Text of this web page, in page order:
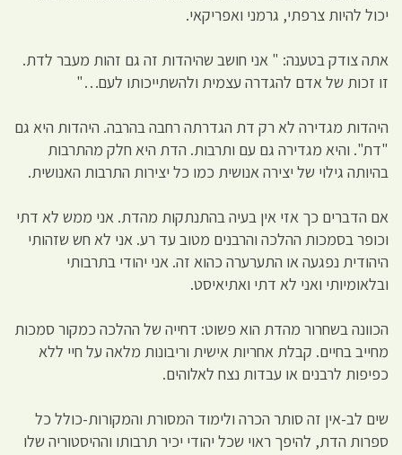
יכול להיות צרפתי, גרמני ואפריקאי.
אתה צודק בטענה: " אני חושב שהיהדות זה גם זהות מעבר לדת.
זו זכות של אדם להגדרה עצמית ולהשתייכותו לעם…"
היהדות מגדירה לא רק דת הגדרתה רחבה בהרבה. היהדות היא גם
"דת". והיא מגדירה גם עם ותרבות. הדת היא חלק מהתרבות
בהיותה גילוי של יצירה אנושית כמו כל יצירות התרבות האנושית.
אם הדברים כך אזי אין בעיה בהתנתקות מהדת. אני ממש לא דתי
וכופר בסמכות ההלכה והרבנים מטוב עד רע. אני לא חש שזהותי
היהודית נפגעה או התערערה כהוא זה. אני יהודי בתרבותי
ובלאומיותי ואני לא דתי ואתיאיסט.
הכוונה בשחרור מהדת הוא פשוט: דחייה של ההלכה כמקור סמכות
מחייב בחיים. קבלת אחריות אישית וריבונות מלאה על חיי ללא
כפיפות לרבנים או עבדות נצח לאלוהים.
שים לב-אין זה סותר הכרה ולימוד המסורת והמקורות-כולל כל
ספרות הדת, להיפך ראוי שכל יהודי יכיר תרבותו וההיסטוריה שלו